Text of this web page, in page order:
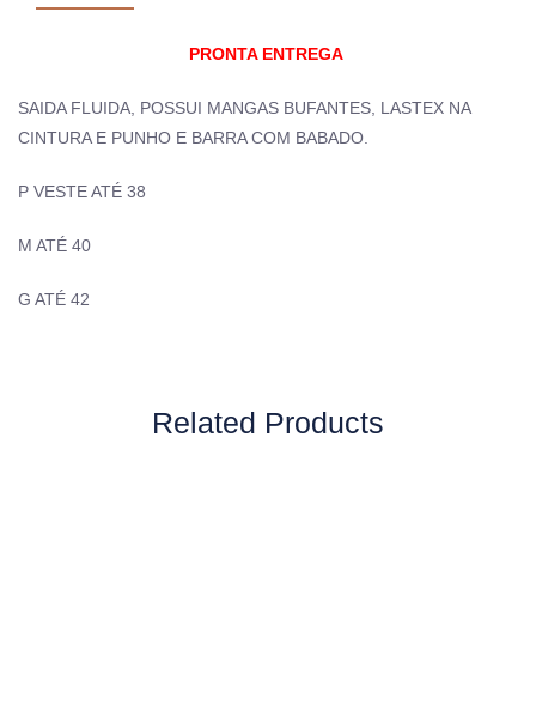
PRONTA ENTREGA
SAIDA FLUIDA, POSSUI MANGAS BUFANTES, LASTEX NA
CINTURA E PUNHO E BARRA COM BABADO.
P VESTE ATÉ 38
M ATÉ 40
G ATÉ 42
Related Products